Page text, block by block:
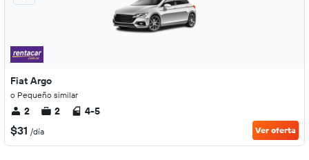
Fiat Argo
o Pequeño similar
2 2 4-5
$31 /día Ver oferta